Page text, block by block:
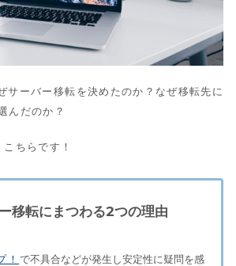
サーバー移転を決めたのか？なぜ移転先に
んだのか？
ちらです！
移転にまつわる2つの理由
！ で不具合などが発生し安定性に疑問を感